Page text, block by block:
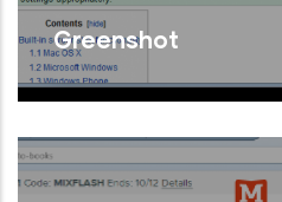
Greenshot
Greenshot és una eina
de pantalla per a
característiques
Llegir Més